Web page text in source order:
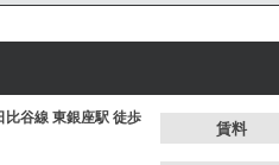
比谷線東銀座駅徒歩
賃料